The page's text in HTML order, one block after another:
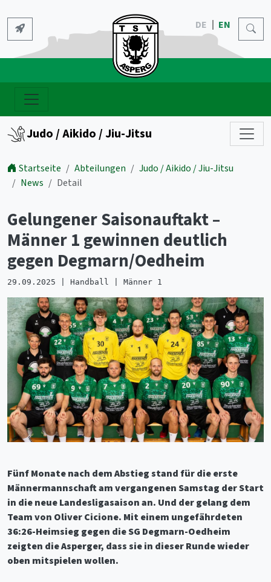
DE EN
Judo / Aikido / Jiu-Jitsu
Startseite Abteilungen
Judo / Aikido / Jiu-Jitsu
News
Detail
Gelungener Saisonauftakt –
Männer 1 gewinnen deutlich
gegen Degmarn/Oedheim
29.09.2025 | Handball | Männer 1
Fünf Monate nach dem Abstieg stand für die erste
Männermannschaft am vergangenen Samstag der Start
in die neue Landesligasaison an. Und der gelang dem
Team von Oliver Cicione. Mit einem ungefährdeten
36:26-Heimsieg gegen die SG Degmarn-Oedheim
zeigten die Asperger, dass sie in dieser Runde wieder
oben mitspielen wollen.